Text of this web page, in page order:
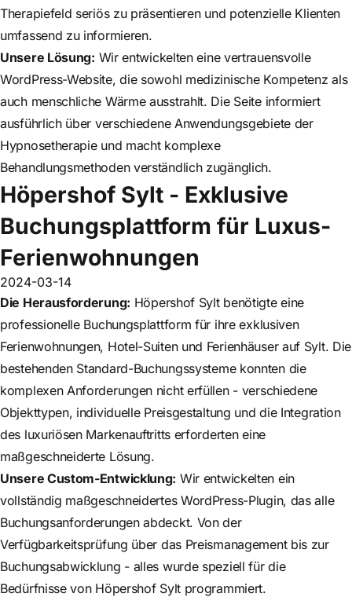
Therapiefeld seriös zu präsentieren und potenzielle Klienten
umfassend zu informieren.
Unsere Lösung: Wir entwickelten eine vertrauensvolle
WordPress-Website, die sowohl medizinische Kompetenz als
auch menschliche Wärme ausstrahlt. Die Seite informiert
ausführlich über verschiedene Anwendungsgebiete der
Hypnosetherapie und macht komplexe
Behandlungsmethoden verständlich zugänglich.
Höpershof Sylt - Exklusive
Buchungsplattform für Luxus-
Ferienwohnungen
2024-03-14
Die Herausforderung: Höpershof Sylt benötigte eine
professionelle Buchungsplattform für ihre exklusiven
Ferienwohnungen, Hotel-Suiten und Ferienhäuser auf Sylt. Die
bestehenden Standard-Buchungssysteme konnten die
komplexen Anforderungen nicht erfüllen - verschiedene
Objekttypen, individuelle Preisgestaltung und die Integration
des luxuriösen Markenauftritts erforderten eine
maßgeschneiderte Lösung.
Unsere Custom-Entwicklung: Wir entwickelten ein
vollständig maßgeschneidertes WordPress-Plugin, das alle
Buchungsanforderungen abdeckt. Von der
Verfügbarkeitsprüfung über das Preismanagement bis zur
Buchungsabwicklung - alles wurde speziell für die
Bedürfnisse von Höpershof Sylt programmiert.